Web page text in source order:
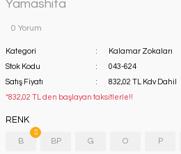
Yamashita
0 Yorum
Kategori
Kalamar Zokaları
Stok Kodu
043-624
Satış Fiyatı
832,02 TL Kdv Dahil
*832,02 TL den başlayan taksitlerle!!
RENK
B BP G O P